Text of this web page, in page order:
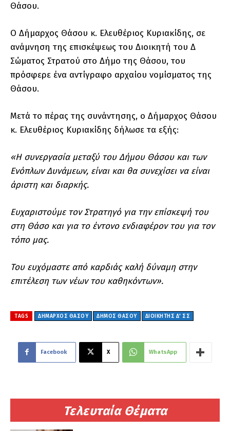
Τελευταία Θέματα
Θάσου.
Ο Δήμαρχος Θάσου κ. Ελευθέριος Κυριακίδης, σε
ανάμνηση της επισκέψεως του Διοικητή του Δ΄
Σώματος Στρατού στο Δήμο της Θάσου, του
πρόσφερε ένα αντίγραφο αρχαίου νομίσματος της
Θάσου.
Μετά το πέρας της συνάντησης, ο Δήμαρχος Θάσου
κ. Ελευθέριος Κυριακίδης δήλωσε τα εξής:
«Η συνεργασία μεταξύ του Δήμου Θάσου και των
Ενόπλων Δυνάμεων, είναι και θα συνεχίσει να είναι
άριστη και διαρκής.
Ευχαριστούμε τον Στρατηγό για την επίσκεψή του
στη Θάσο και για το έντονο ενδιαφέρον του για τον
τόπο μας.
Του ευχόμαστε από καρδιάς καλή δύναμη στην
επιτέλεση των νέων του καθηκόντων».
TAGS ΔΉΜΑΡΧΟΣ ΘΆΣΟΥ ΔΗΜΟΣ ΘΑΣΟΥ ΔΙΟΙΚΗΤΗΣ Δ' ΣΣ
Facebook X WhatsApp